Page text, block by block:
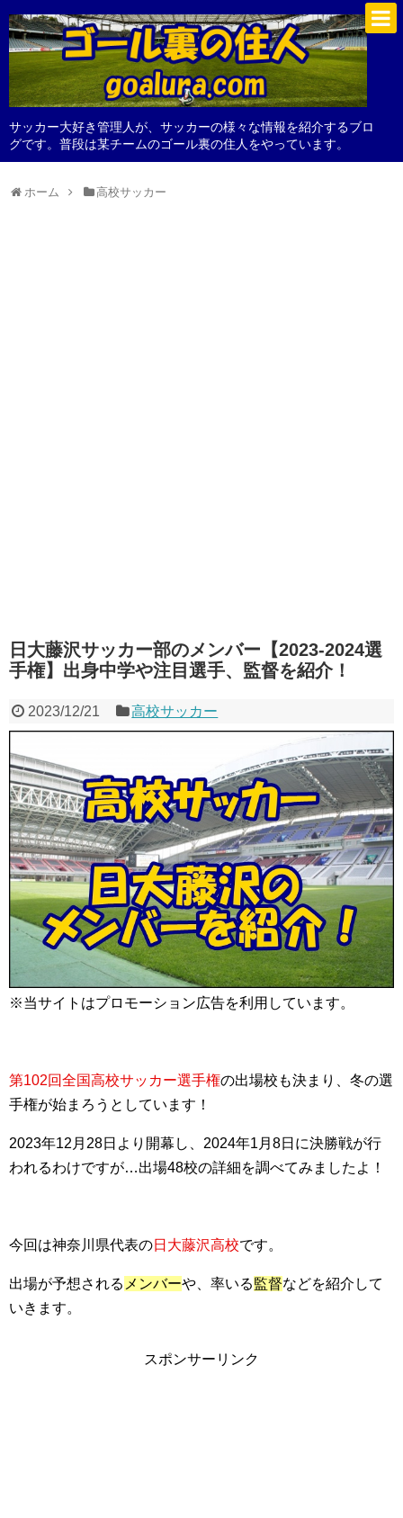
サッカー大好き管理人が、サッカーの様々な情報を紹介するブロ
グです。普段は某チームのゴール裏の住人をやっています。
ホーム 高校サッカー
日大藤沢サッカー部のメンバー【2023-2024選
手権】出身中学や注目選手、監督を紹介！
2023/12/21 高校サッカー
※当サイトはプロモーション広告を利用しています。
第102回全国高校サッカー選手権の出場校も決まり、冬の選
手権が始まろうとしています！
2023年12月28日より開幕し、2024年1月8日に決勝戦が行
われるわけですが…出場48校の詳細を調べてみましたよ！
今回は神奈川県代表の日大藤沢高校です。
出場が予想される メンバーや、率いる監督などを紹介して
いきます。
スポンサーリンク